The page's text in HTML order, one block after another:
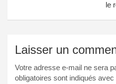
le
Laisser un
Votre adresse e-mail ne sera
obligatoires sont indiqués avec